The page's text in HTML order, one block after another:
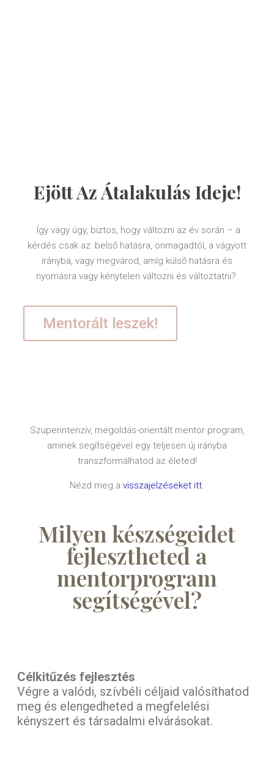
Ejött Az Átalakulás Ideje!
Így vagy úgy, biztos, hogy változni az év során – a
kérdés csak az: belső hatásra, önmagadtól, a vágyott
irányba, vagy megvárod, amíg külső hatásra és
nyomásra vagy kénytelen változni és változtatni?
Mentorált leszek!
Szuperintenzív, megoldás-orientált mentor program,
aminek segítségével egy teljesen új irányba
transzformálhatod az életed!
Nézd meg a visszajelzéseket itt.
Milyen készségeidet
fejlesztheted a
mentorprogram
segítségével?
Célkitűzés fejlesztés
Végre a valódi, szívbéli céljaid valósíthatod
meg és elengedheted a megfelelési
kényszert és társadalmi elvárásokat.